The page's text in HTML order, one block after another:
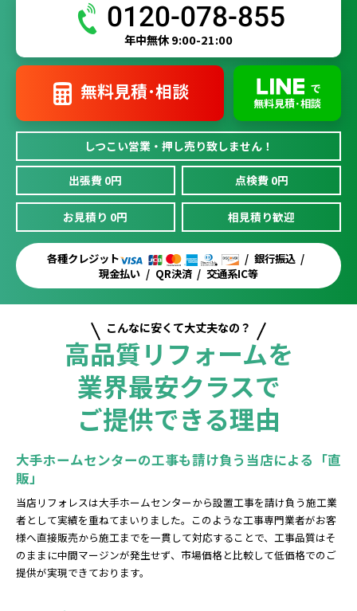
0120-078-855
年中無休 9:00-21:00
無料見積･相談
で
無料見積･相談
しつこい営業・押し売り致しません！
出張費 0円 点検費 0円
お見積り 0円 相見積り歓迎
各種クレジット
銀行振込
現金払い
QR決済 交通系IC等
こんなに安くて大丈夫なの？
高品質リフォームを
業界最安クラスで
ご提供できる理由
大手ホームセンターの工事も請け負う当店による「直
販」
当店リフォレスは大手ホームセンターから設置工事を請け負う施工業
者として実績を重ねてまいりました。このような工事専門業者がお客
様へ直接販売から施工までを一貫して対応することで、工事品質はそ
のままに中間マージンが発生せず、市場価格と比較して低価格でのご
提供が実現できております。